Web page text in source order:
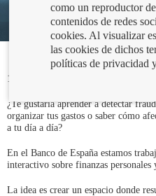
16/06/2026
¿Te gustaría aprender a detectar
organizar tus gastos o saber cómo
a tu día a día?
En el Banco de España estamos
interactivo sobre finanzas
La idea es crear un espacio donde
como un reproductor
contenidos de redes
cookies. Al visualizar
las cookies de dichos
políticas de privacidad